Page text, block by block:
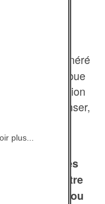
plus...
. L’argent généré
contribue
de production
à penser,
pour toute
formules
se tient à votre
ou